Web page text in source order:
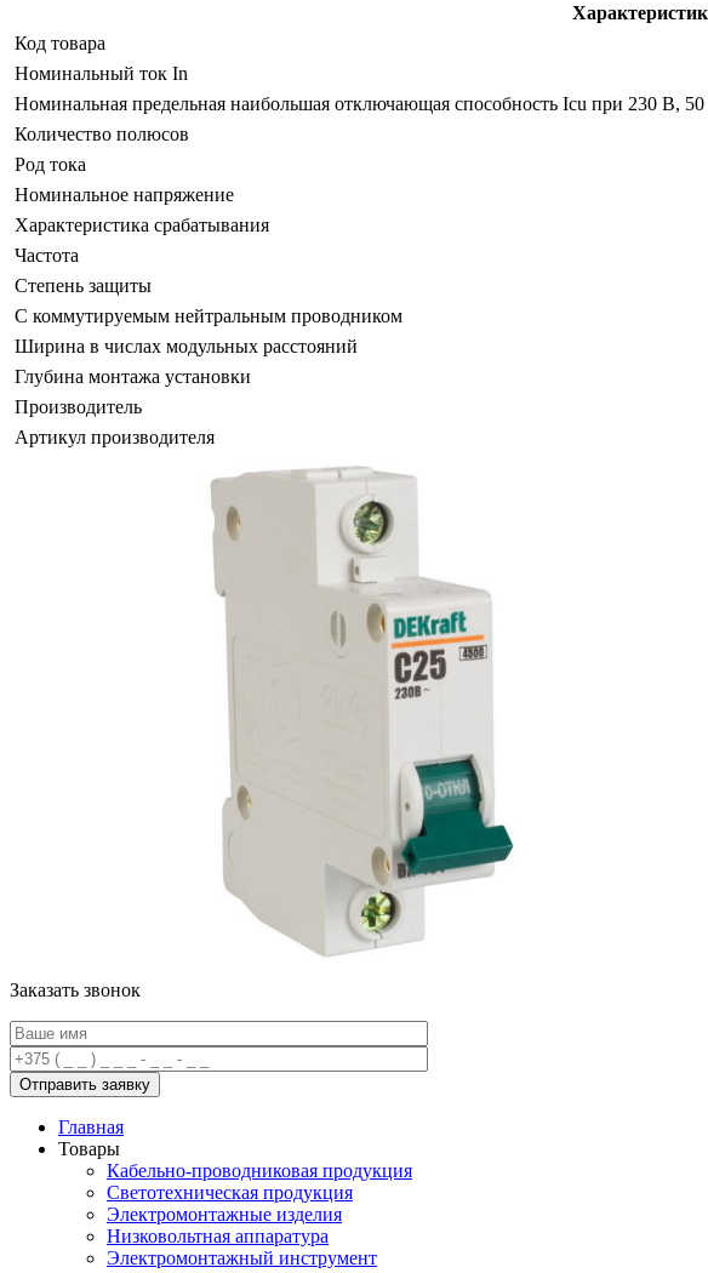
Код товара
Номинальный ток In
Номинальная предельная наибольшая отключающая способность Icu при 230 В,
Количество полюсов
Род тока
Номинальное напряжение
Характеристика срабатывания
Частота
Степень защиты
С коммутируемым нейтральным проводником
Ширина в числах модульных расстояний
Глубина монтажа установки
Производитель
Артикул производителя
Заказать звонок
Главная
Товары
Кабельно-проводниковая продукция
Светотехническая продукция
Электромонтажные изделия
Низковольтная аппаратура
Электромонтажный инструмент